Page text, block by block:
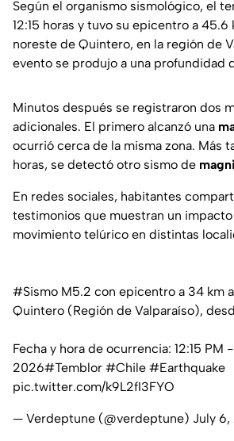
Según el organismo sismológico, el
12:15 horas y tuvo su epicentro a 45.6
noreste de Quintero, en la región de
evento se produjo a una profundidad
Minutos después se registraron dos
adicionales. El primero alcanzó una
ocurrió cerca de la misma zona. Más
horas, se detectó otro sismo de
En redes sociales, habitantes
testimonios que muestran un
movimiento telúrico en distintas
#Sismo M5.2 con epicentro a 34 km
Quintero (Región de Valparaíso),
Fecha y hora de ocurrencia: 12:15 PM
2026#Temblor #Chile #Earthquake
pic.twitter.com/k9L2fI3FYO
— Verdeptune (@verdeptune) July